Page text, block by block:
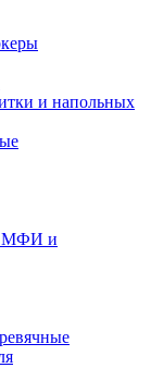
и напольных
МФИ и